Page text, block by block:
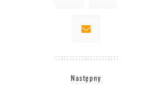
Następny